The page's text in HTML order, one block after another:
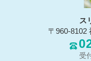
ス
〒960-8102
受